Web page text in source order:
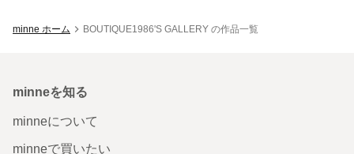
minne ホーム BOUTIQUE1986'S GALLERY の作品一覧
minneを知る
minneについて
minneで買いたい